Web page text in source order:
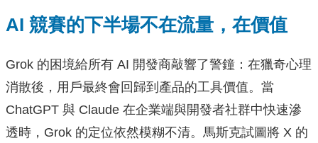
AI 競賽的下半場不在流量，在價值
Grok 的困境給所有 AI 開發商敲響了警鐘：在獵奇心理
消散後，用戶最終會回歸到產品的工具價值。當
ChatGPT 與 Claude 在企業端與開發者社群中快速滲
透時，Grok 的定位依然模糊不清。馬斯克試圖將 X 的